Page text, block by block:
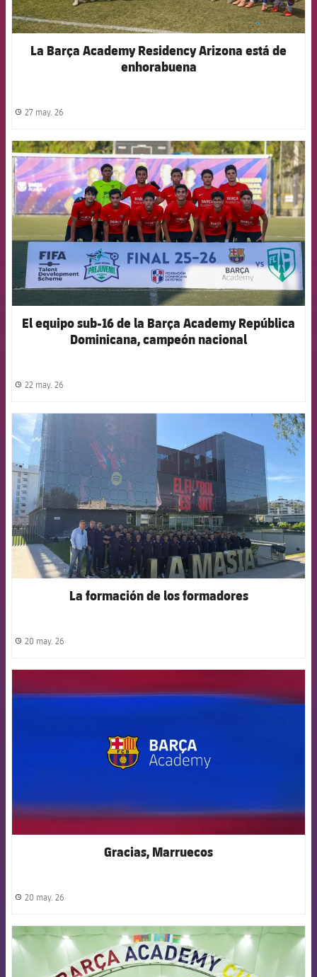
La Barça Academy Residency Arizona está de
enhorabuena
label.share.clock
27 may. 26
FCB Barcelona badge
El equipo sub-16 de la Barça Academy República
Dominicana, campeón nacional
label.share.clock
22 may. 26
La formación de los formadores
label.share.clock
20 may. 26
Gracias, Marruecos
label.share.clock
20 may. 26
FCB Barcelona badge